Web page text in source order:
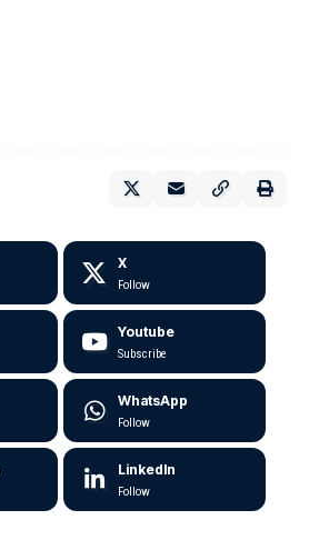
X
Follow
Youtube
Subscribe
WhatsApp
Follow
LinkedIn
Follow